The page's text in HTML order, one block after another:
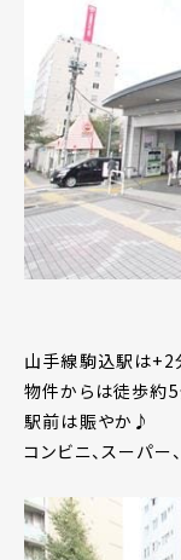
山手線駒込駅は+2
物件からは徒歩約
駅前は賑やか♪
コンビニ、スーパー